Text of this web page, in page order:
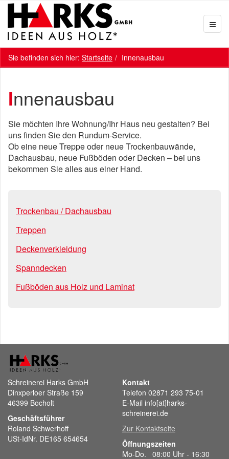
Sie befinden sich hier: Startseite Innenausbau
Innenausbau
Sie möchten Ihre Wohnung/Ihr Haus neu gestalten? Bei
uns finden Sie den Rundum-Service.
Ob eine neue Treppe oder neue Trockenbauwände,
Dachausbau, neue Fußböden oder Decken – bei uns
bekommen Sie alles aus einer Hand.
Trockenbau / Dachausbau
Treppen
Deckenverkleidung
Spanndecken
Fußböden aus Holz und Laminat
Schreinerei Harks GmbH
Dinxperloer Straße 159
46399 Bocholt
Geschäftsführer
Roland Schwerhoff
USt-IdNr. DE165 654654
Kontakt
Telefon 02871 293 75-01
E-Mail info[at]harks-
schreinerei.de
Zur Kontaktseite
Öffnungszeiten
Mo-Do. 08:00 Uhr - 16:30